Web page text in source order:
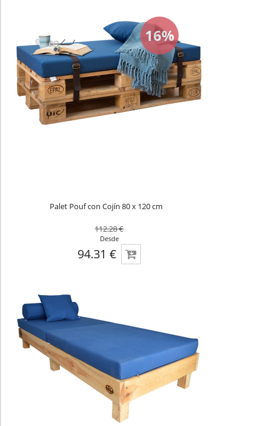
16%
Palet Pouf con Cojín 80 x 120 cm
112.28 €
Desde
94.31 €